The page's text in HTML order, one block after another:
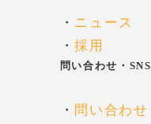
・ ニュース
・採用
問い合わせ・SNS
・ 問い合わせ